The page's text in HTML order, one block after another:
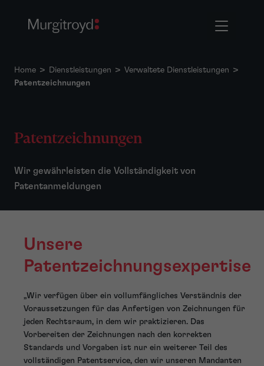
Home > Dienstleistungen > Verwaltete Dienstleistungen >
Patentzeichnungen
Patentzeichnungen
Wir gewährleisten die Vollständigkeit von
Patentanmeldungen
Unsere
Patentzeichnungsexpertise
„Wir verfügen über ein vollumfängliches Verständnis der
Voraussetzungen für das Anfertigen von Zeichnungen für
jeden Rechtsraum, in dem wir praktizieren. Das
Vorbereiten der Zeichnungen nach den korrekten
Standards und Vorgaben ist nur ein weiterer Teil des
vollständigen Patentservice, den wir unseren Mandanten